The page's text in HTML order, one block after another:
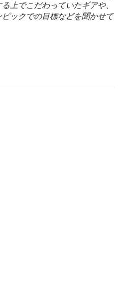
上でこだわっていたギアや、
ックでの目標などを聞かせて